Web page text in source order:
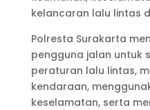
kelancaran lalu lintas
Polresta Surakarta
pengguna jalan untuk
peraturan lalu lintas,
kendaraan,
keselamatan, serta